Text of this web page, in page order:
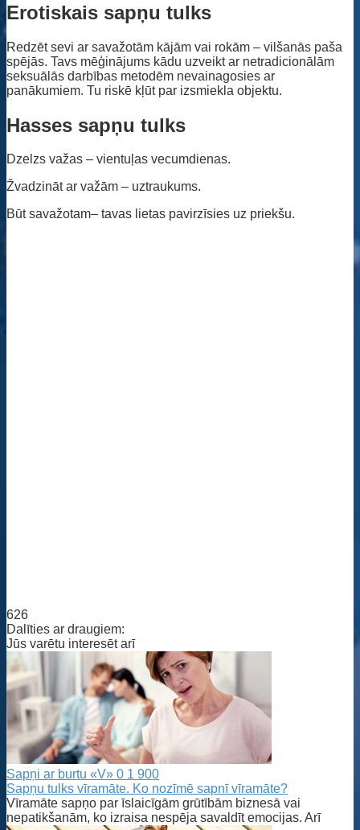
Erotiskais sapņu tulks
Redzēt sevi ar savažotām kājām vai rokām – vilšanās paša
spējās. Tavs mēģinājums kādu uzveikt ar netradicionālām
seksuālās darbības metodēm nevainagosies ar
panākumiem. Tu riskē kļūt par izsmiekla objektu.
Hasses sapņu tulks
Dzelzs važas – vientuļas vecumdienas.
Žvadzināt ar važām – uztraukums.
Būt savažotam– tavas lietas pavirzīsies uz priekšu.
626
Dalīties ar draugiem:
Jūs varētu interesēt arī
Sapņi ar burtu «V» 0 1 900
Sapņu tulks vīramāte. Ko nozīmē sapnī vīramāte?
Vīramāte sapņo par īslaicīgām grūtībām biznesā vai
nepatikšanām, ko izraisa nespēja savaldīt emocijas. Arī